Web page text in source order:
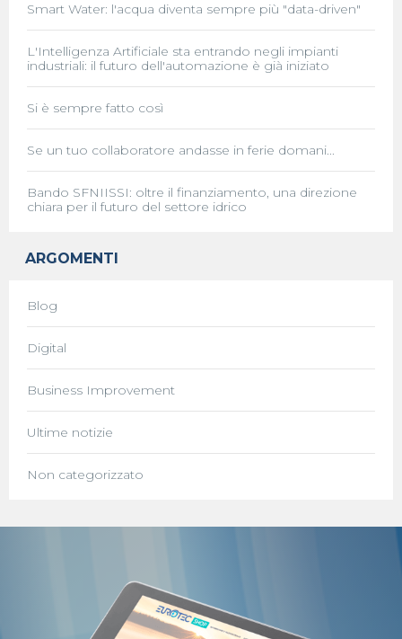
Smart Water: l'acqua diventa sempre più "data-driven"
L'Intelligenza Artificiale sta entrando negli impianti
industriali: il futuro dell'automazione è già iniziato
Si è sempre fatto così
Se un tuo collaboratore andasse in ferie domani...
Bando SFNIISSI: oltre il finanziamento, una direzione
chiara per il futuro del settore idrico
ARGOMENTI
Blog
Digital
Business Improvement
Ultime notizie
Non categorizzato